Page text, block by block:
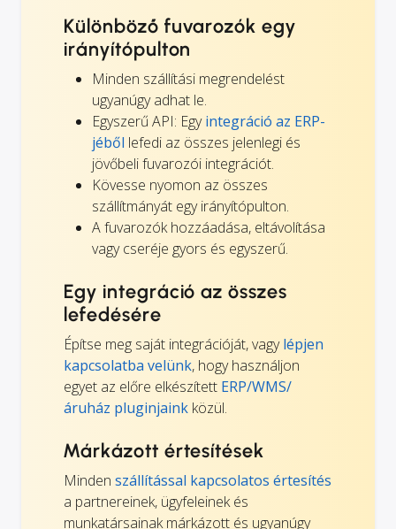
Különböző fuvarozók egy
irányítópulton
Minden szállítási megrendelést
ugyanúgy adhat le.
Egyszerű API: Egyintegráció az ERP-
jéből lefedi az összes jelenlegi és
jövőbeli fuvarozói integrációt.
Kövesse nyomon az összes
szállítmányát egy irányítópulton.
A fuvarozók hozzáadása, eltávolítása
vagy cseréje gyors és egyszerű.
Egy integráció az összes
lefedésére
Építse meg saját integrációját, vagylépjen
kapcsolatba velünk, hogy használjon
egyet az előre elkészített ERP/WMS/
áruház pluginjaink közül.
Márkázott értesítések
Minden szállítással kapcsolatos értesítés
a partnereinek, ügyfeleinek és
munkatársainak márkázott és ugyanúgy